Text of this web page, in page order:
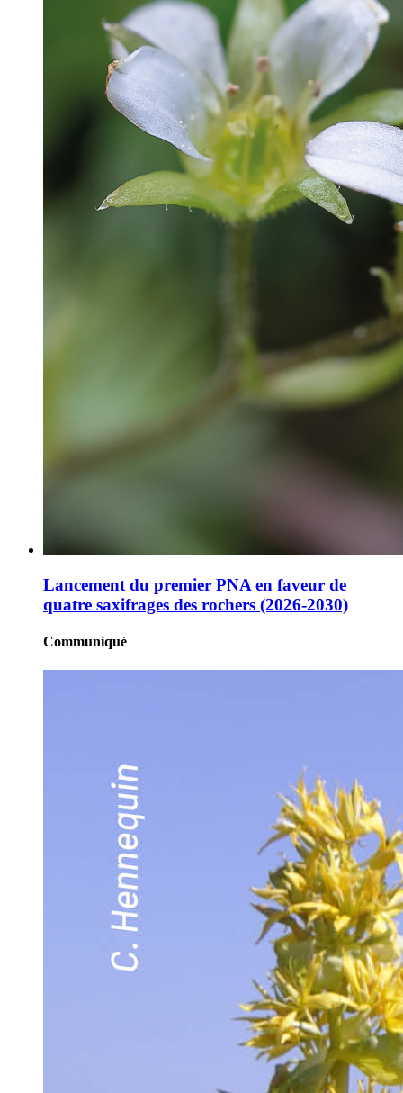
Lancement du premier PNA en faveur de
quatre saxifrages des rochers (2026-2030)
Communiqué